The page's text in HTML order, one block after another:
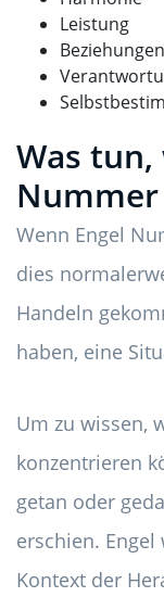
Leistung
Beziehungen
Was tun,
Nummer
Wenn Engel
dies
Handeln
haben, eine
Um zu wissen,
konzentrieren
getan oder
erschien.
Kontext der